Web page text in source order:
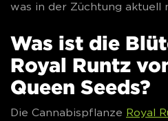
was in der Züchtung aktuell
Was ist die
Royal Runtz
Queen Seeds?
Die Cannabispflanze Royal